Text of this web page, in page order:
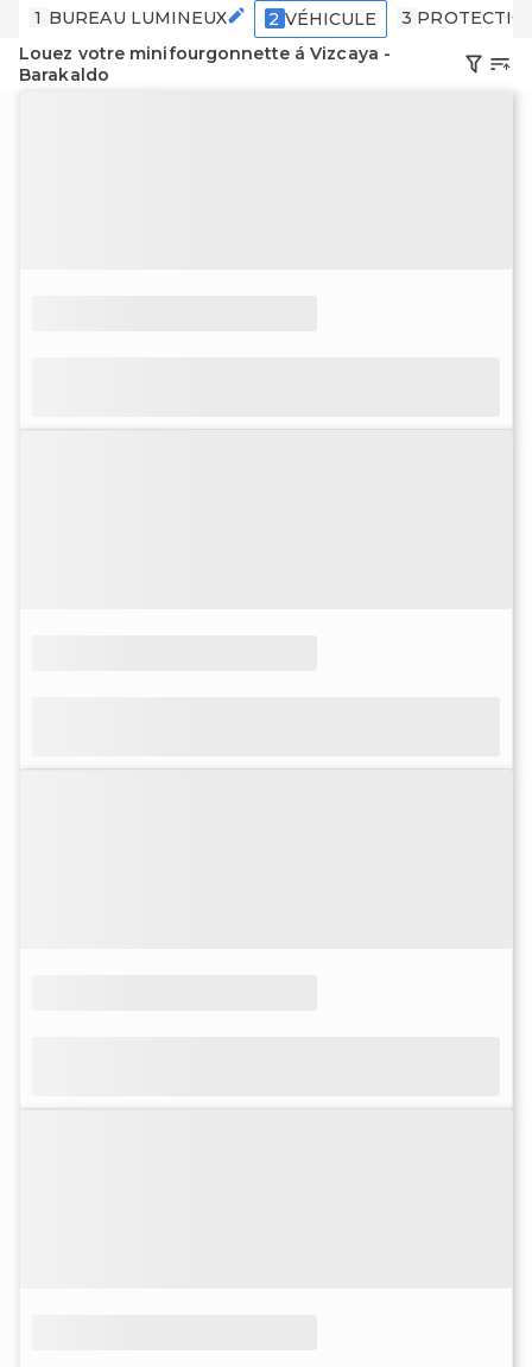
1 BUREAU LUMINEUX 2 VÉHICULE 3
Louez votre minifourgonnette á Vizcaya -
Barakaldo